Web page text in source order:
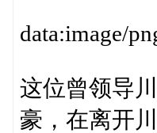
这位曾领导
豪，在离开